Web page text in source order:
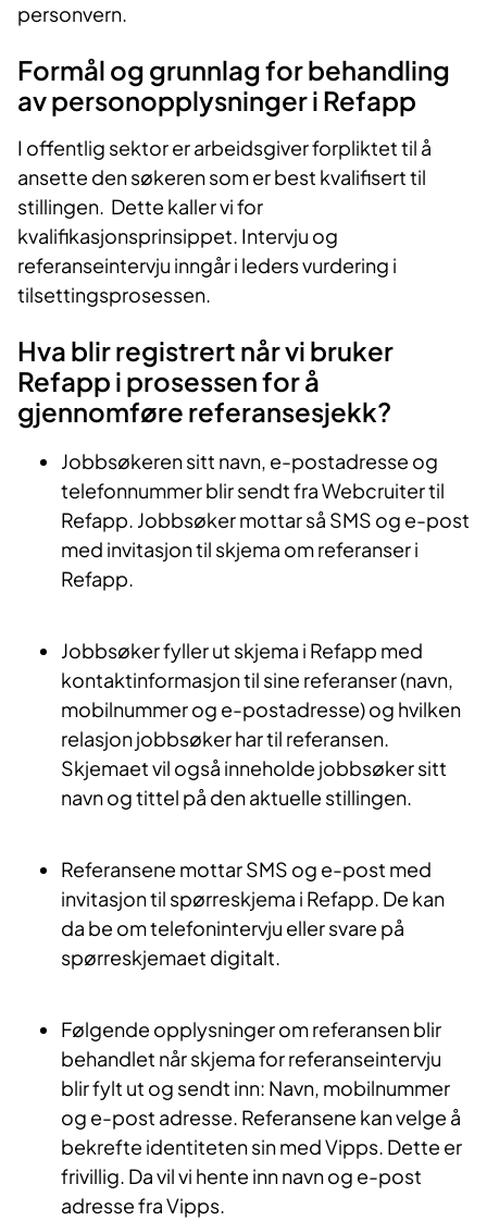
personvern.
Formål og grunnlag for behandling
av personopplysninger i Refapp
I offentlig sektor er arbeidsgiver forpliktet til å
ansette den søkeren som er best kvalifisert til
stillingen. Dette kaller vi for
kvalifikasjonsprinsippet. Intervju og
referanseintervju inngår i leders vurdering i
tilsettingsprosessen.
Hva blir registrert når vi bruker
Refapp i prosessen for å
gjennomføre referansesjekk?
Jobbsøkeren sitt navn, e-postadresse og
telefonnummer blir sendt fra Webcruiter til
Refapp. Jobbsøker mottar så SMS og e-post
med invitasjon til skjema om referanser i
Refapp.
Jobbsøker fyller ut skjema i Refapp med
kontaktinformasjon til sine referanser (navn,
mobilnummer og e-postadresse) og hvilken
relasjon jobbsøker har til referansen.
Skjemaet vil også inneholde jobbsøker sitt
navn og tittel på den aktuelle stillingen.
Referansene mottar SMS og e-post med
invitasjon til spørreskjema i Refapp. De kan
da be om telefonintervju eller svare på
spørreskjemaet digitalt.
Følgende opplysninger om referansen blir
behandlet når skjema for referanseintervju
blir fylt ut og sendt inn: Navn, mobilnummer
og e-post adresse. Referansene kan velge å
bekrefte identiteten sin med Vipps. Dette er
frivillig. Da vil vi hente inn navn og e-post
adresse fra Vipps.